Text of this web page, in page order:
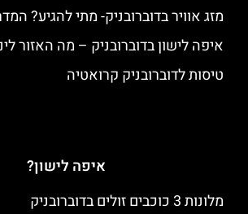
מזג אוויר בדוברובניק- מתי להגיע?
איפה לישון בדוברובניק – מה האזור
טיסות לדוברובניק קרואטיה
איפה לישון?
מלונות 3 כוכבים זולים בדוברובניק